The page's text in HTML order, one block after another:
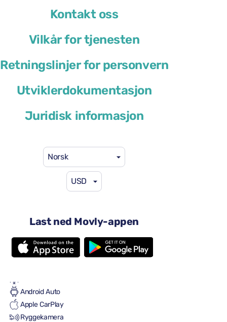
Kontakt oss
Vilkår for tjenesten
Retningslinjer for personvern
Utviklerdokumentasjon
Juridisk informasjon
Norsk
USD
Last ned Movly-appen
eller lignende
per dag
Automatisk transmisjon
5 seter
2 store kofferter
Én liten koffert
Android Auto
Apple CarPlay
Ryggekamera